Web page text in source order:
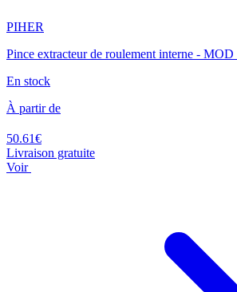
PIHER
Pince extracteur de roulement interne - MOD
En stock
À partir de
50.61€
Livraison gratuite
Voir